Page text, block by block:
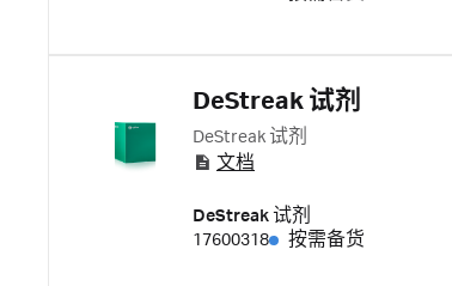
DeStreak 试剂
DeStreak 试剂
文档
DeStreak 试剂
17600318
按需备货